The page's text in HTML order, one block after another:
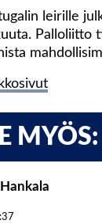
leirille
Palloliitto
MYÖS: